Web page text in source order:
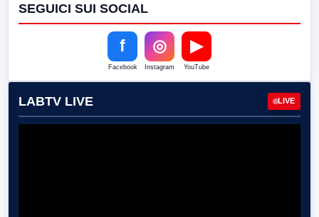
SEGUICI SUI SOCIAL
f
Facebook
◎
Instagram
▶
YouTube
LABTV LIVE LIVE